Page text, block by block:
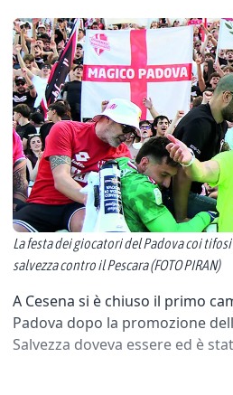
La festa dei giocatori del Padova coi
salvezza contro il Pescara (FOTO PIRAN)
A Cesena si è chiuso il primo
Padova dopo la promozione
Salvezza doveva essere ed è